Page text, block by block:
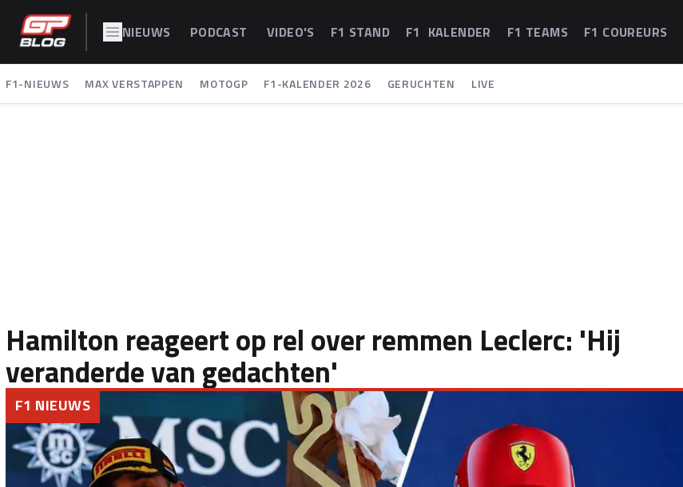
NIEUWS PODCAST VIDEO'S F1 STAND F1 KALENDER F1 TEAMS F1 COUREURS
F1-NIEUWS MAX VERSTAPPEN MOTOGP F1-KALENDER 2026 GERUCHTEN LIVE
Hamilton reageert op rel over remmen Leclerc: 'Hij
veranderde van gedachten'
F1 NIEUWS